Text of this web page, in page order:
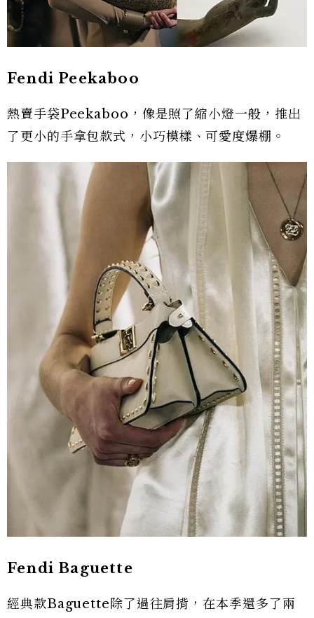
Fendi Peekaboo
熱賣手袋Peekaboo，像是照了縮小燈一般，推出
了更小的手拿包款式，小巧模樣、可愛度爆棚。
Fendi Baguette
經典款Baguette除了過往肩揹，在本季還多了兩